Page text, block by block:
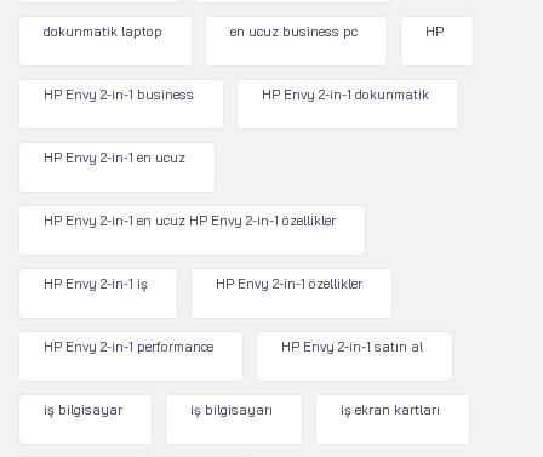
dokunmatik laptop en ucuz business pc HP
HP Envy 2-in-1 business HP Envy 2-in-1 dokunmatik
HP Envy 2-in-1 en ucuz
HP Envy 2-in-1 en ucuz HP Envy 2-in-1 özellikler
HP Envy 2-in-1 iş HP Envy 2-in-1 özellikler
HP Envy 2-in-1 performance HP Envy 2-in-1 satın al
iş bilgisayar iş bilgisayarı iş ekran kartları